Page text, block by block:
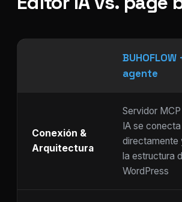
BUHOFLOW
agente
Conexión &
Arquitectura
Servidor
IA se conecta
directamente
la estructura
WordPress